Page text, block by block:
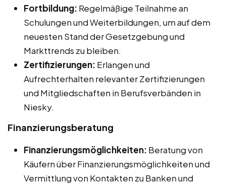
Fortbildung: Regelmäßige Teilnahme an
Schulungen und Weiterbildungen, um auf dem
neuesten Stand der Gesetzgebung und
Markttrends zu bleiben.
Zertifizierungen: Erlangen und
Aufrechterhalten relevanter Zertifizierungen
und Mitgliedschaften in Berufsverbänden in
Niesky.
Finanzierungsberatung
Finanzierungsmöglichkeiten: Beratung von
Käufern über Finanzierungsmöglichkeiten und
Vermittlung von Kontakten zu Banken und